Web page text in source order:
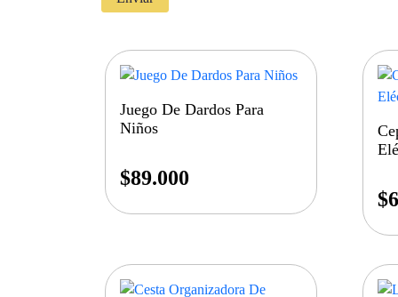
Juego De Dardos Para
Niños
$89.000
$